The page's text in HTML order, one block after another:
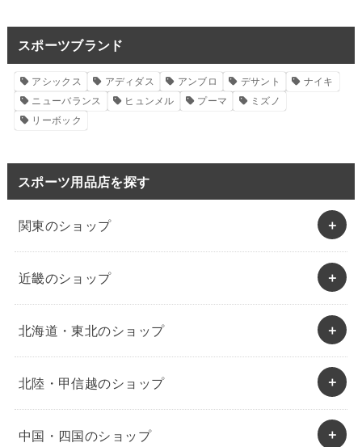
スポーツブランド
アシックス アディダス アンブロ デサント
ナイキ
ニューバランス
ヒュンメル プーマ
ミズノ
リーボック
スポーツ用品店を探す
関東のショップ
近畿のショップ
北海道・東北のショップ
北陸・甲信越のショップ
中国・四国のショップ